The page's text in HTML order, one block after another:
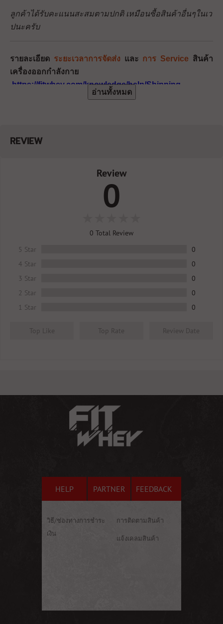
ลูกค้าได้รับคะแนนสะสมตามปกติ เหมือนซื้อสินค้าอื่นๆในเว
ปนะครับ
รายละเอียด ระยะเวลาการจัดส่งและ การ Service สินค้า
เครื่องออกกำลังกาย
https://fitwhey.com/knowledge/help/Shipping
อ่านทั้งหมด
REVIEW
Review
0
0 Total Review
5 Star
0
4 Star
0
3 Star
0
2 Star
0
1 Star
0
Top Like Top Rate Review Date
HELP PARTNER FEEDBACK
วิธี/ช่องทางการชำระ
เงิน
การติดตามสินค้า
แจ้งเคลมสินค้า